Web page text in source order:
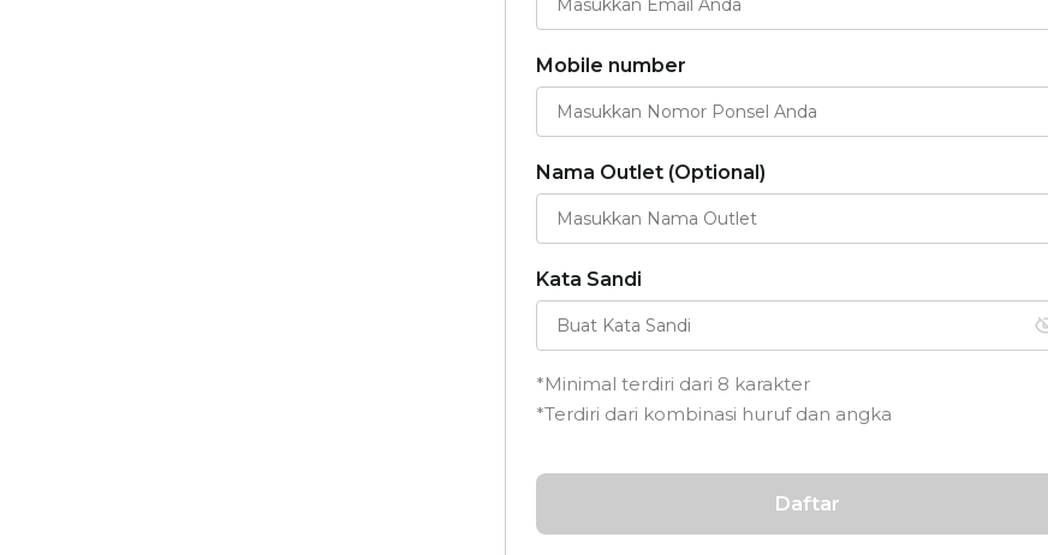
Mobile number
Nama Outlet (Optional)
Kata Sandi
*Minimal terdiri dari 8 karakter
*Terdiri dari kombinasi huruf dan angka
Daftar